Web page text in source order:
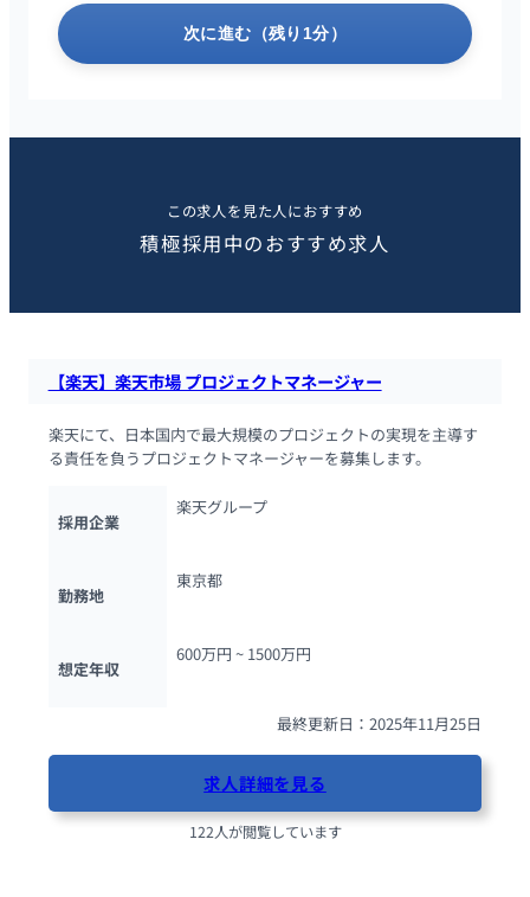
次に進む（残り1分）
この求人を見た人におすすめ
積極採用中のおすすめ求人
【楽天】楽天市場 プロジェクトマネージャー
楽天にて、日本国内で最大規模のプロジェクトの実現を主導す
る責任を負うプロジェクトマネージャーを募集します。
採用企業
楽天グループ
勤務地
東京都
想定年収
600万円 ~ 1500万円
最終更新日：2025年11月25日
求人詳細を見る
122人が閲覧しています